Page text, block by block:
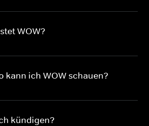
WOW?
kann ich WOW schauen?
kündigen?